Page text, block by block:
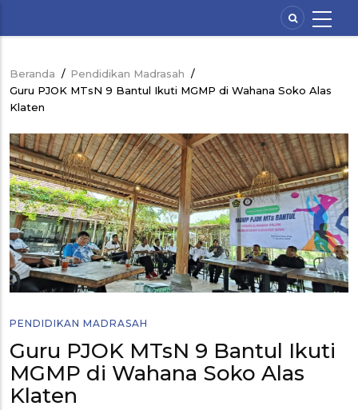
Breadcrumb
Beranda / Pendidikan Madrasah /
Guru PJOK MTsN 9 Bantul Ikuti MGMP di Wahana Soko Alas
Klaten
PENDIDIKAN MADRASAH
Guru PJOK MTsN 9 Bantul Ikuti
MGMP di Wahana Soko Alas
Klaten